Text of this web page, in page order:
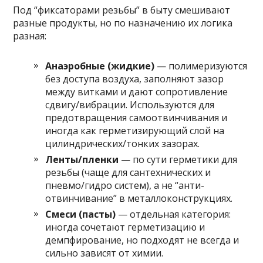
Под “фиксаторами резьбы” в быту смешивают
разные продукты, но по назначению их логика
разная:
Анаэробные (жидкие) — полимеризуются
без доступа воздуха, заполняют зазор
между витками и дают сопротивление
сдвигу/вибрации. Используются для
предотвращения самоотвинчивания и
иногда как герметизирующий слой на
цилиндрических/тонких зазорах.
Ленты/пленки — по сути герметики для
резьбы (чаще для сантехнических и
пневмо/гидро систем), а не “анти-
отвинчивание” в металлоконструкциях.
Смеси (пасты) — отдельная категория:
иногда сочетают герметизацию и
демпфирование, но подходят не всегда и
сильно зависят от химии.